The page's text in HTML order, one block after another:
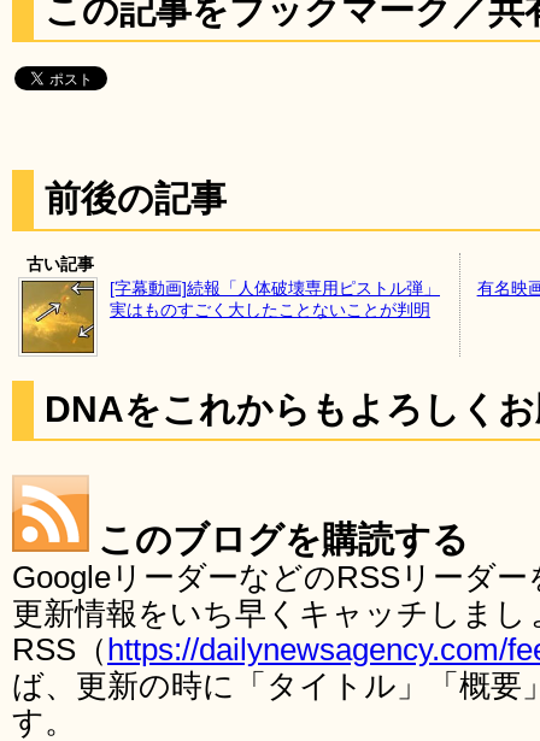
この記事をブックマーク／共
前後の記事
古い記事
[字幕動画]続報「人体破壊専用ピストル弾」
実はものすごく大したことないことが判明
有名映
DNAをこれからもよろしく
このブログを購読する
GoogleリーダーなどのRSSリーダ
更新情報をいち早くキャッチしま
RSS（ https://dailynewsagency.com/
ば、更新の時に「タイトル」「概要
す。